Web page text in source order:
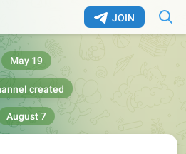
JOIN
created
May 19
August 7